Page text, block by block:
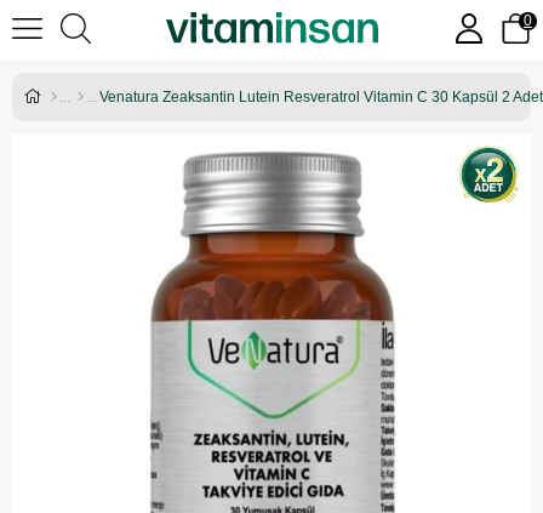
0
Venatura Zeaksantin Lutein Resveratrol Vitamin C 30 Kapsül 2 Adet